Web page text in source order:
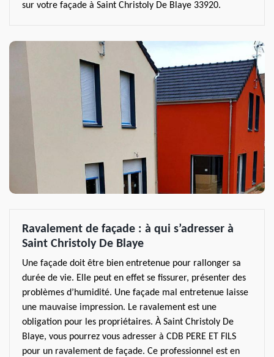
sur votre façade à Saint Christoly De Blaye 33920.
Ravalement de façade : à qui s’adresser à
Saint Christoly De Blaye
Une façade doit être bien entretenue pour rallonger sa
durée de vie. Elle peut en effet se fissurer, présenter des
problèmes d’humidité. Une façade mal entretenue laisse
une mauvaise impression. Le ravalement est une
obligation pour les propriétaires. À Saint Christoly De
Blaye, vous pourrez vous adresser à CDB PERE ET FILS
pour un ravalement de façade. Ce professionnel est en